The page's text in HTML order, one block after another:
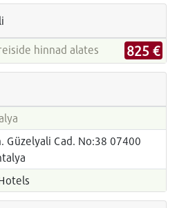
hinnad alates 825 €
Güzelyali Cad. No:38 07400